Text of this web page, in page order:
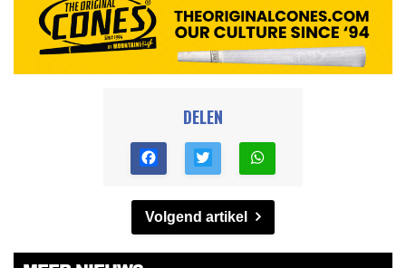
DELEN
Volgend artikel